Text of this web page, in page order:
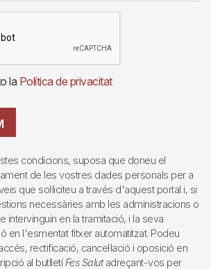
la Política de privacitat
condicions, suposa que doneu el
de les vostres dades personals per a
que sol·liciteu a través d'aquest portal i, si
necessàries amb les administracions o
intervinguin en la tramitació, i la seva
en l'esmentat fitxer automatitzat. Podeu
rectificació, cancel·lació i oposició en
al butlletí Fes Salutadreçant-vos per